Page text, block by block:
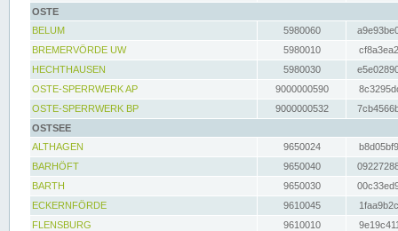
OSTE
BELUM
5980060
BREMERVÖRDE UW
5980010
HECHTHAUSEN
5980030
OSTE-SPERRWERK AP
9000000590
OSTE-SPERRWERK BP
9000000532
OSTSEE
ALTHAGEN
9650024
BARHÖFT
9650040
BARTH
9650030
ECKERNFÖRDE
9610045
FLENSBURG
9610010